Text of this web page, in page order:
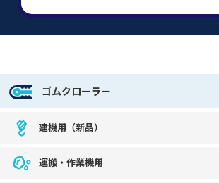
ゴムクローラー
建機用（新品）
運搬・作業機用